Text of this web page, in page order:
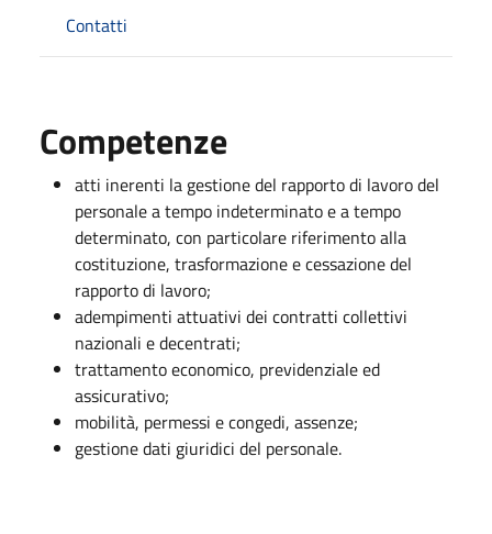
Contatti
Competenze
atti inerenti la gestione del rapporto di lavoro del
personale a tempo indeterminato e a tempo
determinato, con particolare riferimento alla
costituzione, trasformazione e cessazione del
rapporto di lavoro;
adempimenti attuativi dei contratti collettivi
nazionali e decentrati;
trattamento economico, previdenziale ed
assicurativo;
mobilità, permessi e congedi, assenze;
gestione dati giuridici del personale.